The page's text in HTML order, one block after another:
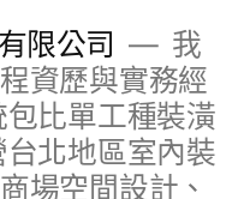
限公司
我
資歷與實務經
比單工種裝潢
北地區室內裝
場空間設計、